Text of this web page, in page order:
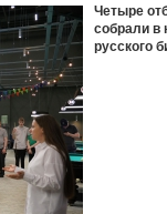
Четыре
собрали в
русского